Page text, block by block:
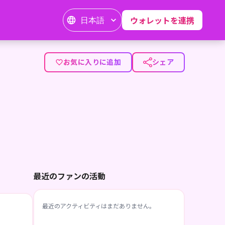
日本語 ウォレットを連携
お気に入りに追加 シェア
最近のファンの活動
最近のアクティビティはまだありません。